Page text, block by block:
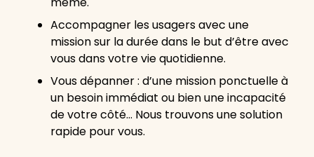
Accompagner les usagers avec une
mission sur la durée dans le but d’être avec
vous dans votre vie quotidienne.
Vous dépanner : d’une mission ponctuelle à
un besoin immédiat ou bien une incapacité
de votre côté… Nous trouvons une solution
rapide pour vous.